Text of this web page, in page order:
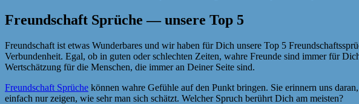
Freundschaft Sprüche — unsere Top 5
Freundschaft ist etwas Wunderbares und wir haben für Dich unsere Top 5
Verbundenheit. Egal, ob in guten oder schlechten Zeiten, wahre Freunde sind immer für
Wertschätzung für die Menschen, die immer an Deiner Seite sind.
Freundschaft Sprüche können wahre Gefühle auf den Punkt bringen. Sie erinnern uns
einfach nur zeigen, wie sehr man sich schätzt. Welcher Spruch berührt Dich am meisten?